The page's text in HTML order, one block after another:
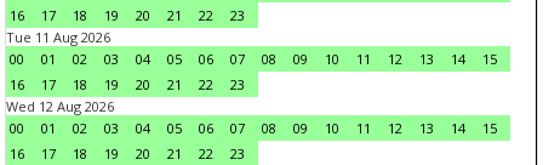
16
17 18 19 20 21 22
23
Tue 11 Aug 2026
00
01 02 03 04 05 06 07 08 09 10 11 12 13 14
15
16
17 18 19 20 21 22
23
Wed 12 Aug 2026
00
01 02 03 04 05 06 07 08 09 10 11 12 13 14
15
16
17 18 19 20 21 22
23